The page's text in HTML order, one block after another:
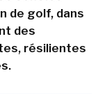
de golf, dans
des
résilientes